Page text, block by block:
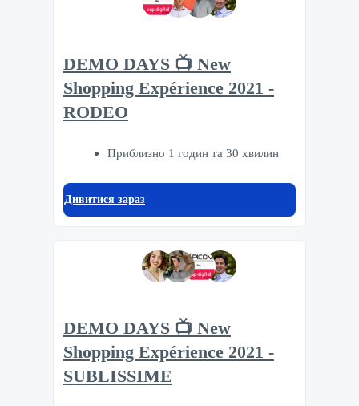
DEMO DAYS 📺 New
Shopping Expérience 2021 -
RODEO
Приблизно 1 годин та 30 хвилин
Дивитися зараз
DEMO DAYS 📺 New
Shopping Expérience 2021 -
SUBLISSIME